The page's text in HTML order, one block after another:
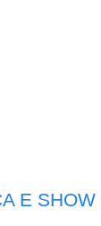
E SHOW